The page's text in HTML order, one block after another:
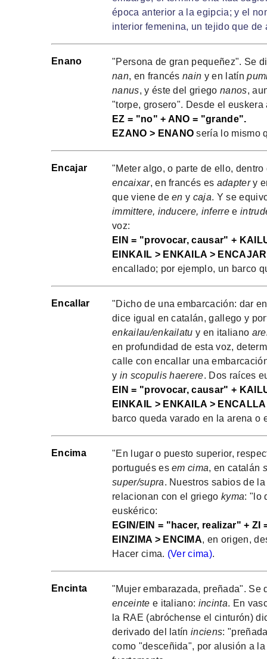
época anterior a la egipcia; y el
interior femenina, un tejido que
Enano
"Persona de gran pequeñez". Se
nan, en francésnain y en latín
nanus, y éste del griegonanos,
"torpe, grosero". Desde el
EZ = "no" + ANO = "grande".
EZANO > ENANO sería lo mismo
Encajar
"Meter algo, o parte de ello,
encaixar, en francés es adaptery
que viene deen y caja. Y se
immittere, inducere, inferree
voz:
EIN = "provocar, causar" +
EINKAIL > ENKAILA >
encallado; por ejemplo, un barco
Encallar
"Dicho de una embarcación: dar
dice igual en catalán, gallego y
enkailau/enkailatu y en italiano
en profundidad de esta voz,
calle con encallar una
y in scopulis haerere. Dos raíces
EIN = "provocar, causar" +
EINKAIL > ENKAILA >
barco queda varado en la arena o
Encima
"En lugar o puesto superior,
portugués esem cima, en catalán
super/supra. Nuestros sabios de
relacionan con el griegokyma: "lo
euskérico:
EGIN/EIN = "hacer, realizar" +
EINZIMA > ENCIMA, en origen,
Hacer cima. (Ver cima).
Encinta
"Mujer embarazada, preñada". Se
enceinte e italiano: incinta. En
la RAE (abróchense el cinturón)
derivado del latíninciens:
como "desceñida", por alusión a